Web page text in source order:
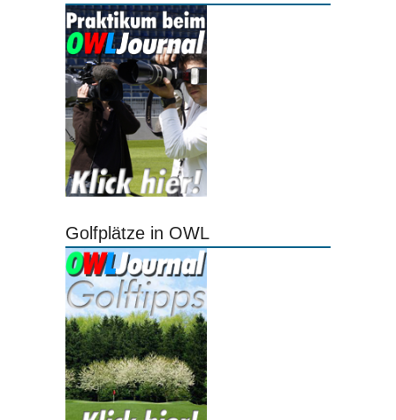
Golfplätze in OWL